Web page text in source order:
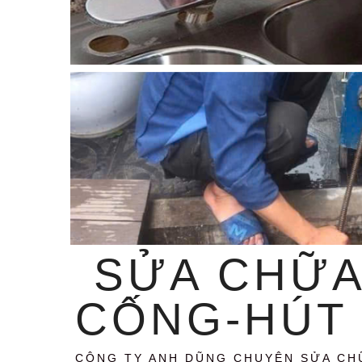
SỬA
CỐNG-
CÔNG TY ANH DŨNG CHUYÊN SỬA